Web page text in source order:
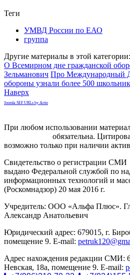
Теги
УМВД России по ЕАО
группа
Другие материалы в этой категории:
О Всемирном дне гражданской
Зельманович Про Международный
обороны узнали более 500
Наверх
Joomla SEF URLs by Artio
При любом использовании
обязательна.
возможно только при наличии
Свидетельство о регистрации СМИ
выдано Федеральной службой по
информационных технологий и
(Роскомнадзор) 20 мая 2016 г.
Учредитель: ООО «Альфа Плюс».
Александр Анатольевич
Юридический адрес: 679015, г.
помещение 9. E-mail:
Адрес нахождения редакции СМИ:
Невская, 18а, помещение 9. E-mail: